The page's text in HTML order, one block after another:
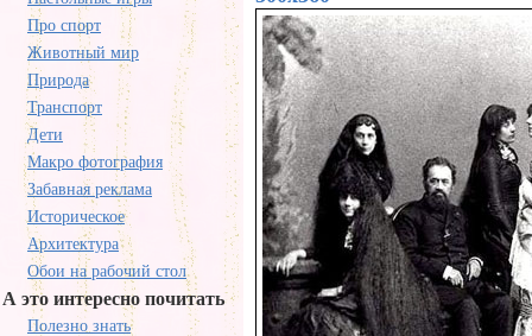
Про спорт
Животный мир
Природа
Транспорт
Дети
Макро фотография
Забавная реклама
Историческое
Архитектура
Обои на рабочий стол
А это интересно почитать
Полезно знать